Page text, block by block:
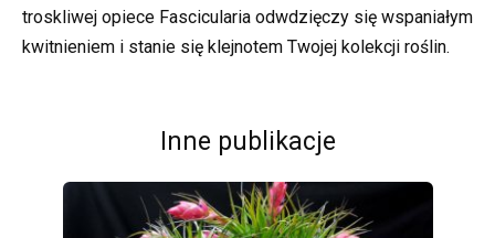
troskliwej opiece Fascicularia odwdzięczy się wspaniałym
kwitnieniem i stanie się klejnotem Twojej kolekcji roślin.
Inne publikacje